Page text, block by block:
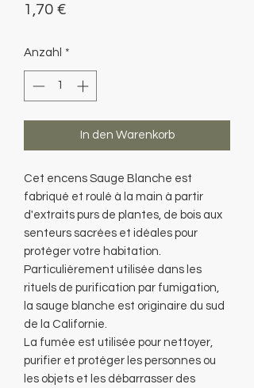
1,70 €Preis
Anzahl *
In den Warenkorb
Cet encens Sauge Blanche est
fabriqué et roulé à la main à partir
d'extraits purs de plantes, de bois aux
senteurs sacrées et idéales pour
protéger votre habitation.
Particulièrement utilisée dans les
rituels de purification par fumigation,
la sauge blanche est originaire du sud
de la Californie.
La fumée est utilisée pour nettoyer,
purifier et protéger les personnes ou
les objets et les débarrasser des